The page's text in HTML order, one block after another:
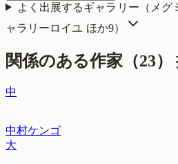
よく出展するギャラリー（ メグ
ャラリーロイユ ほか9）
関係のある作家（23）
中
中村ケンゴ
大